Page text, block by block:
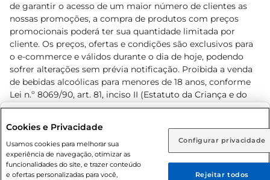
Rio de Janeiro (RJ) Goiás (GO)
Ou
de garantir o acesso de um maior número de clientes as
nossas promoções, a compra de produtos com preços
promocionais poderá ter sua quantidade limitada por
cliente. Os preços, ofertas e condições são exclusivos para
o e-commerce e válidos durante o dia de hoje, podendo
sofrer alterações sem prévia notificação. Proibida a venda
de bebidas alcoólicas para menores de 18 anos, conforme
Lei n.º 8069/90, art. 81, inciso II (Estatuto da Criança e do
Adolescente). Preços e condições exclusivos para o
prévio. O valor mínimo para as compras on-line é de R$
80,00.
Cookies e Privacidade
Usamos cookies para melhorar sua
experiência de navegação, otimizar as
funcionalidades do site, e trazer conteúdo
e ofertas personalizadas para você,
Configurar privacidade
Rejeitar todos